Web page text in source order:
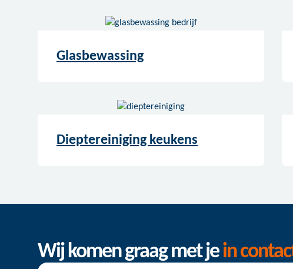
Glasbewassing
Dieptereiniging keukens
Wij komen graag met jein